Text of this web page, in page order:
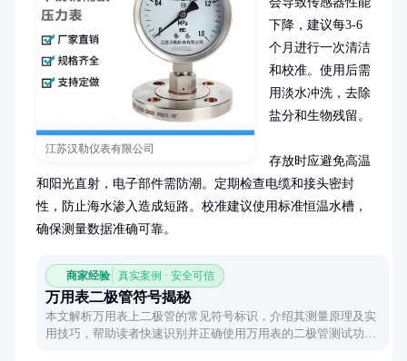
江苏汉勒仪表有限公司
下降，建议每3-6
个月进行一次清洁
和校准。使用后需
用淡水冲洗，去除
盐分和生物残留。
存放时应避免高温
和阳光直射，电子部件需防潮。定期检查电缆和接头密封
性，防止海水渗入造成短路。校准建议使用标准恒温水槽，
确保测量数据准确可靠。
商家经验 真实案例 · 安全可信
万用表二极管符号揭秘
本文解析万用表上二极管的常见符号标识，介绍其测量原理及实
用技巧，帮助读者快速识别并正确使用万用表的二极管测试功